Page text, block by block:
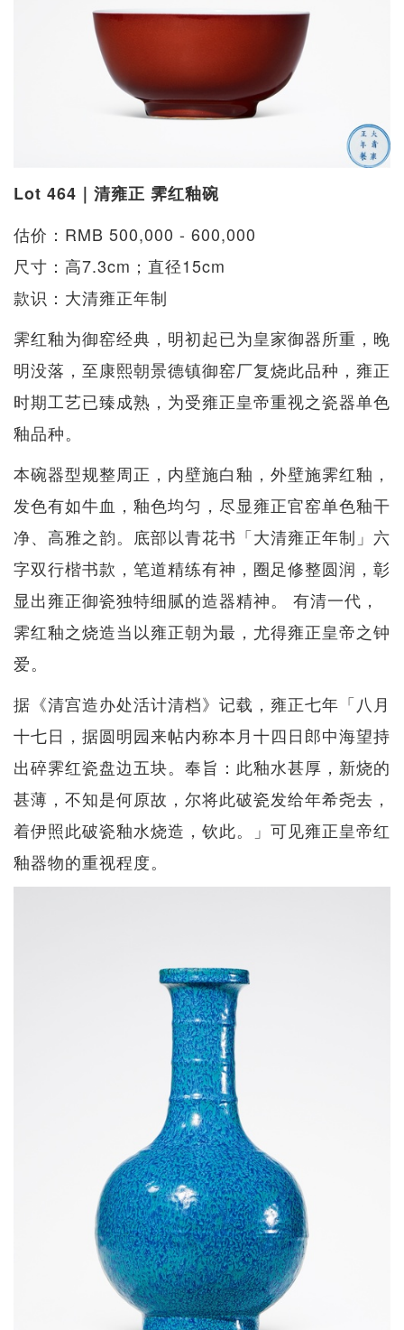
Lot 464｜清雍正 霁红釉碗
估价：RMB 500,000 - 600,000
尺寸：高7.3cm；直径15cm
款识：大清雍正年制
霁红釉为御窑经典，明初起已为皇家御器所重，晚
明没落，至康熙朝景德镇御窑厂复烧此品种，雍正
时期工艺已臻成熟，为受雍正皇帝重视之瓷器单色
釉品种。
本碗器型规整周正，内壁施白釉，外壁施霁红釉，
发色有如牛血，釉色均匀，尽显雍正官窑单色釉干
净、高雅之韵。底部以青花书「大清雍正年制」六
字双行楷书款，笔道精练有神，圈足修整圆润，彰
显出雍正御瓷独特细腻的造器精神。 有清一代，
霁红釉之烧造当以雍正朝为最，尤得雍正皇帝之钟
爱。
据《清宫造办处活计清档》记载，雍正七年「八月
十七日，据圆明园来帖内称本月十四日郎中海望持
出碎霁红瓷盘边五块。奉旨：此釉水甚厚，新烧的
甚薄，不知是何原故，尔将此破瓷发给年希尧去，
着伊照此破瓷釉水烧造，钦此。」可见雍正皇帝红
釉器物的重视程度。